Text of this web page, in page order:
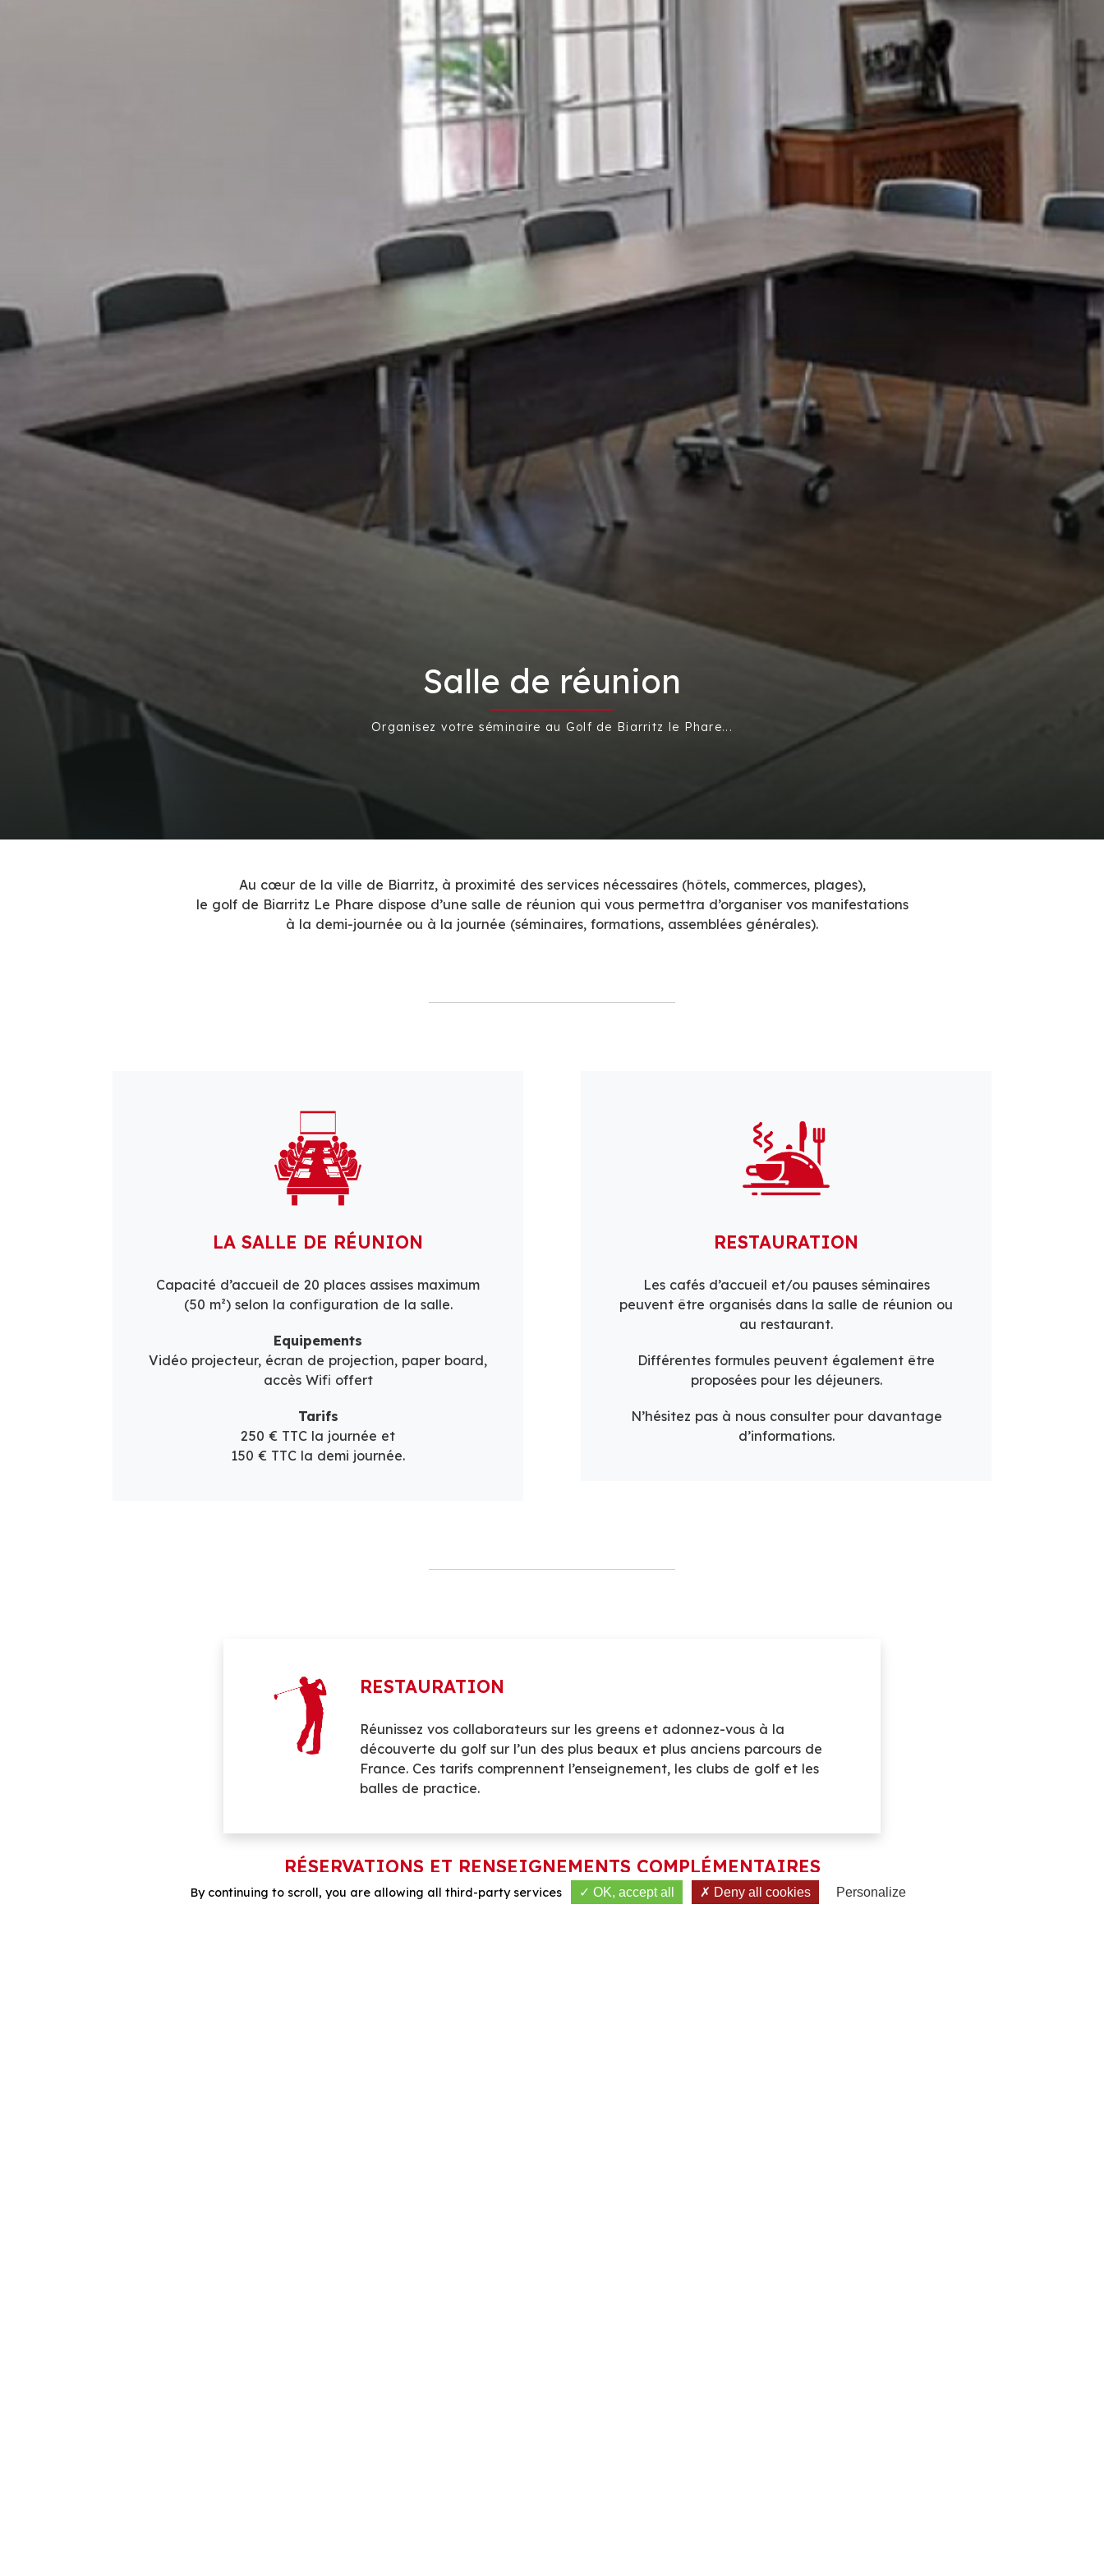
Salle de réunion
Organisez votre séminaire au Golf de Biarritz le Phare...
Au cœur de la ville de Biarritz, à proximité des services nécessaires (hôtels, commerces, plages),
le golf de Biarritz Le Phare dispose d’une salle de réunion qui vous permettra d’organiser vos manifestations
à la demi-journée ou à la journée (séminaires, formations, assemblées générales).
LA SALLE DE RÉUNION
Capacité d’accueil de 20 places assises maximum
(50 m²) selon la configuration de la salle.
Equipements
Vidéo projecteur, écran de projection, paper board,
accès Wifi offert
Tarifs
250 € TTC la journée et
150 € TTC la demi journée.
RESTAURATION
Les cafés d’accueil et/ou pauses séminaires
peuvent être organisés dans la salle de réunion ou
au restaurant.
Différentes formules peuvent également être
proposées pour les déjeuners.
N’hésitez pas à nous consulter pour davantage
d’informations.
RESTAURATION
Réunissez vos collaborateurs sur les greens et adonnez-vous à la
découverte du golf sur l’un des plus beaux et plus anciens parcours de
France. Ces tarifs comprennent l’enseignement, les clubs de golf et les
balles de practice.
RÉSERVATIONS ET RENSEIGNEMENTS COMPLÉMENTAIRES
By continuing to scroll, you are allowing all third-party services OK, accept all Deny all cookies Personalize